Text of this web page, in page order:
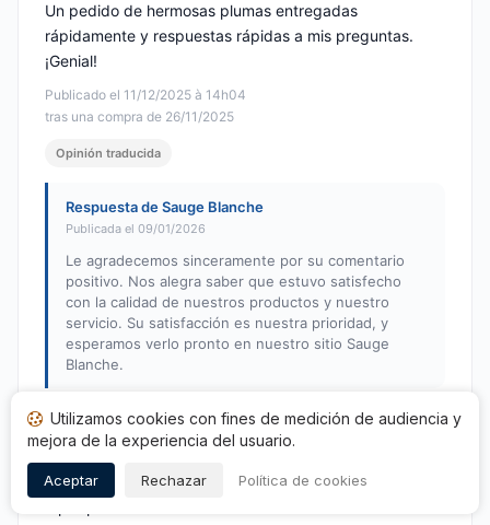
Publicado el 11/12/2025 à 14h04
tras una compra de 26/11/2025
Un pedido de hermosas plumas entregadas
rápidamente y respuestas rápidas a mis preguntas.
¡Genial!
Opinión traducida
Respuesta de Sauge Blanche
Publicada el 09/01/2026
Le agradecemos sinceramente por su comentario
positivo. Nos alegra saber que estuvo satisfecho
con la calidad de nuestros productos y nuestro
servicio. Su satisfacción es nuestra prioridad, y
esperamos verlo pronto en nuestro sitio Sauge
Blanche.
D
Didier R.
Nota: 5 de 5
Utilizamos cookies con fines de medición de audiencia y
mejora de la experiencia del usuario.
Aceptar Rechazar Política de cookies